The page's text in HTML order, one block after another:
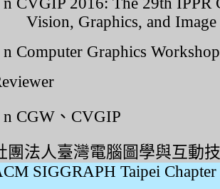
Vision, Graphics, and Image
n Computer Graphics
n CGW 、 CVGIP
團法人臺灣電腦圖學與互動
SIGGRAPH Taipei Chapter